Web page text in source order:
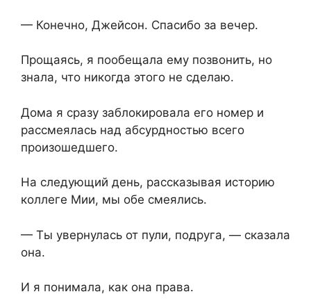
— Конечно, Джейсон. Спасибо за вечер.
Прощаясь, я пообещала ему позвонить, но
знала, что никогда этого не сделаю.
Дома я сразу заблокировала его номер и
рассмеялась над абсурдностью всего
произошедшего.
На следующий день, рассказывая историю
коллеге Мии, мы обе смеялись.
— Ты увернулась от пули, подруга, — сказала
она.
И я понимала, как она права.